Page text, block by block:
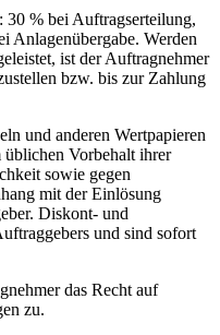
% bei Auftragserteilung,
Anlagenübergabe. Werden
ist der Auftragnehmer
bzw. bis zur Zahlung
und anderen Wertpapieren
Vorbehalt ihrer
sowie gegen
mit der Einlösung
Diskont- und
und sind sofort
das Recht auf
zu.